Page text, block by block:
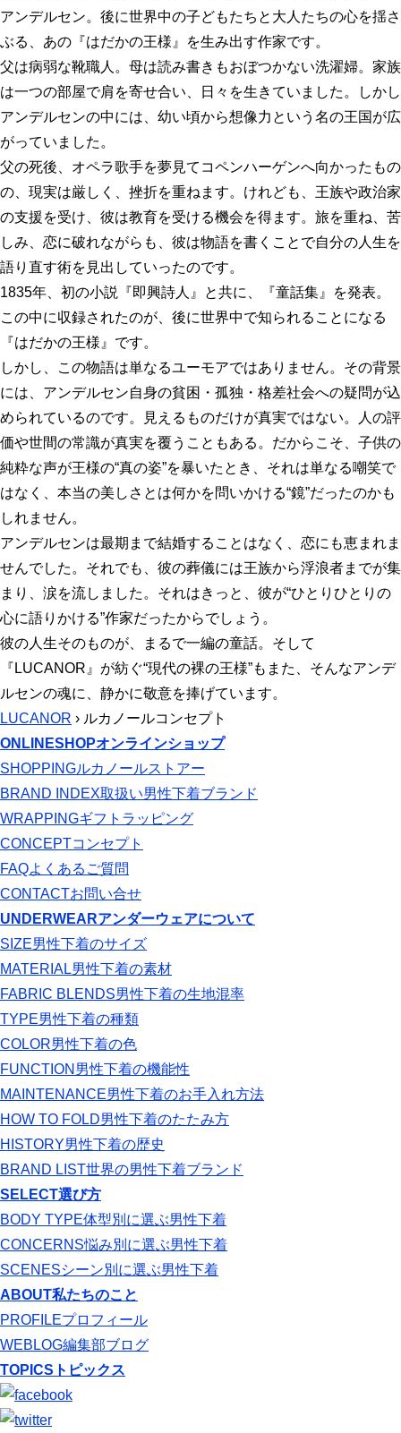
アンデルセン。後に世界中の子どもたちと大人たちの心を揺さ
ぶる、あの『はだかの王様』を生み出す作家です。
父は病弱な靴職人。母は読み書きもおぼつかない洗濯婦。家族
は一つの部屋で肩を寄せ合い、日々を生きていました。しかし
アンデルセンの中には、幼い頃から想像力という名の王国が広
がっていました。
父の死後、オペラ歌手を夢見てコペンハーゲンへ向かったもの
の、現実は厳しく、挫折を重ねます。けれども、王族や政治家
の支援を受け、彼は教育を受ける機会を得ます。旅を重ね、苦
しみ、恋に破れながらも、彼は物語を書くことで自分の人生を
語り直す術を見出していったのです。
1835年、初の小説『即興詩人』と共に、『童話集』を発表。
この中に収録されたのが、後に世界中で知られることになる
『はだかの王様』です。
しかし、この物語は単なるユーモアではありません。その背景
には、アンデルセン自身の貧困・孤独・格差社会への疑問が込
められているのです。見えるものだけが真実ではない。人の評
価や世間の常識が真実を覆うこともある。だからこそ、子供の
純粋な声が王様の“真の姿”を暴いたとき、それは単なる嘲笑で
はなく、本当の美しさとは何かを問いかける“鏡”だったのかも
しれません。
アンデルセンは最期まで結婚することはなく、恋にも恵まれま
せんでした。それでも、彼の葬儀には王族から浮浪者までが集
まり、涙を流しました。それはきっと、彼が“ひとりひとりの
心に語りかける”作家だったからでしょう。
彼の人生そのものが、まるで一編の童話。そして
『LUCANOR』が紡ぐ“現代の裸の王様”もまた、そんなアンデ
ルセンの魂に、静かに敬意を捧げています。
LUCANOR › ルカノールコンセプト
ONLINESHOPオンラインショップ
SHOPPINGルカノールストアー
BRAND INDEX取扱い男性下着ブランド
WRAPPINGギフトラッピング
CONCEPTコンセプト
FAQよくあるご質問
CONTACTお問い合せ
UNDERWEARアンダーウェアについて
SIZE男性下着のサイズ
MATERIAL男性下着の素材
FABRIC BLENDS男性下着の生地混率
TYPE男性下着の種類
COLOR男性下着の色
FUNCTION 男性下着の機能性
MAINTENANCE男性下着のお手入れ方法
HOW TO FOLD男性下着のたたみ方
HISTORY男性下着の歴史
BRAND LIST世界の男性下着ブランド
SELECT選び方
BODY TYPE体型別に選ぶ男性下着
CONCERNS悩み別に選ぶ男性下着
SCENESシーン別に選ぶ男性下着
ABOUT私たちのこと
PROFILEプロフィール
WEBLOG編集部ブログ
TOPICS トピックス